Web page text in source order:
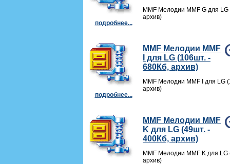
подробнее...
MMF Мелодии MMF G для
архив)
подробнее...
MMF Мелодии MMF
I для LG (106шт. -
680Кб, архив)
MMF Мелодии MMF I для LG
архив)
MMF Мелодии MMF
K для LG (49шт. -
400Кб, архив)
MMF Мелодии MMF K для
архив)